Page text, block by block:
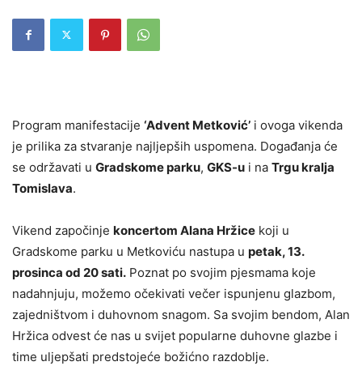
Program manifestacije ‘Advent Metković’ i ovoga vikenda
je prilika za stvaranje najljepših uspomena. Događanja će
se održavati u Gradskome parku, GKS-u i na Trgu kralja
Tomislava.
Vikend započinje koncertom Alana Hržice koji u
Gradskome parku u Metkoviću nastupa u petak, 13.
prosinca od 20 sati. Poznat po svojim pjesmama koje
nadahnjuju, možemo očekivati večer ispunjenu glazbom,
zajedništvom i duhovnom snagom. Sa svojim bendom, Alan
Hržica odvest će nas u svijet popularne duhovne glazbe i
time uljepšati predstojeće božićno razdoblje.